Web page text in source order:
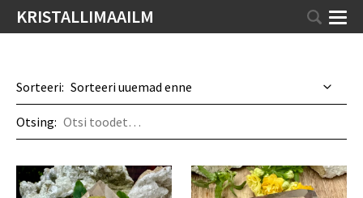
KRISTALLIMAAILM
Sorteeri:
Otsing: